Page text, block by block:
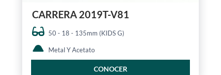
CARRERA 2019T-V81
50 - 18 - 135mm (KIDS G)
Metal Y Acetato
CONOCER